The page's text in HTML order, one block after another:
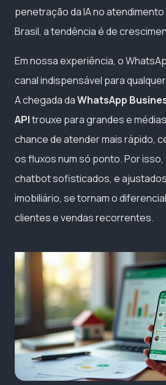
penetração da IA no
Brasil, a tendência é de
Em nossa experiência, o
canal indispensável para
A chegada daWhatsApp
APItrouxe para grandes e
chance de atender mais rápido,
os fluxos num só ponto. Por
chatbot sofisticados, e
imobiliário, se tornam o
clientes e vendas recorrentes.